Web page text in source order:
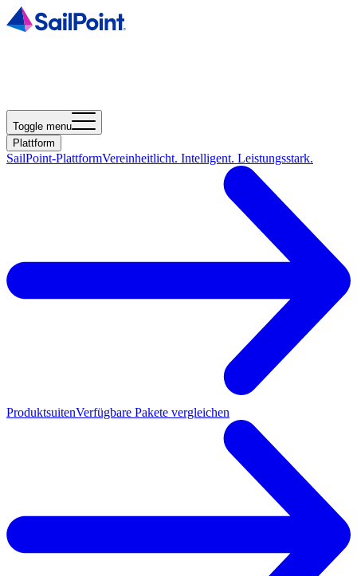
Toggle menu
Plattform
SailPoint-PlattformVereinheitlicht. Intelligent. Leistungsstark.
ProduktsuitenVerfügbare Pakete vergleichen